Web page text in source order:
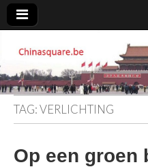
TAG:VERLICHTING
Op een groen